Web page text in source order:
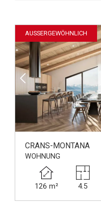
AUSSERGEWÖHNLICH
CRANS-MONTANA
WOHNUNG
126 m² 4.5